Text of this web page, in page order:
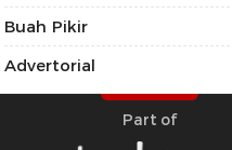
Buah Pikir
Advertorial
Part of